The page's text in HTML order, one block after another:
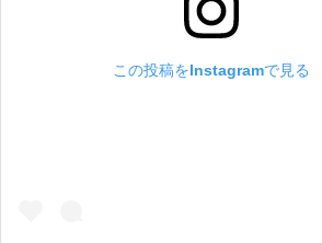
この投稿をInstagramで見る